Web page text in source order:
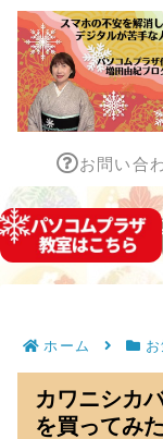
お問い合
ホーム
カワニシカ
を買ってみ